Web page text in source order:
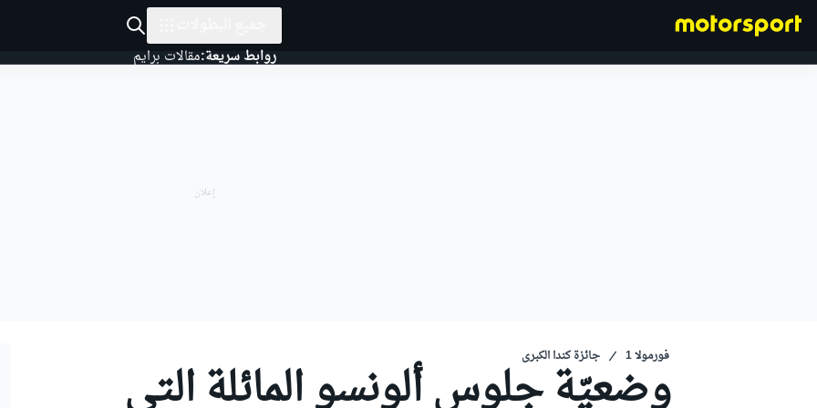
روابط سريعة:مقالات برايم
فورمولا 1 جائزة كندا الكبرى
وضعيّة جلوس ألونسو المائلة التي